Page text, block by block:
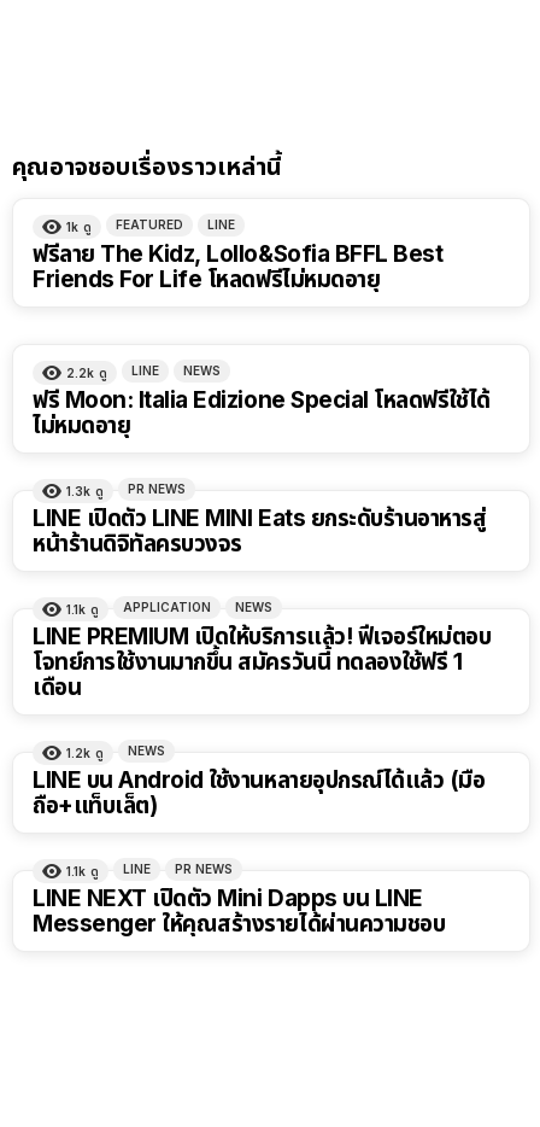
คุณอาจชอบเรื่องราวเหล่านี้
1k ดู FEATURED LINE
ฟรีลาย The Kidz, Lollo&Sofia BFFL Best
Friends For Life โหลดฟรีไม่หมดอายุ
2.2k ดู LINE NEWS
ฟรี Moon: Italia Edizione Special โหลดฟรีใช้ได้
ไม่หมดอายุ
1.3k ดู PR NEWS
LINE เปิดตัว LINE MINI Eats ยกระดับร้านอาหารสู่
หน้าร้านดิจิทัลครบวงจร
1.1k ดู APPLICATION NEWS
LINE PREMIUM เปิดให้บริการแล้ว! ฟีเจอร์ใหม่ตอบ
โจทย์การใช้งานมากขึ้น สมัครวันนี้ ทดลองใช้ฟรี 1
เดือน
1.2k ดู NEWS
LINE บน Android ใช้งานหลายอุปกรณ์ได้แล้ว (มือ
ถือ+แท็บเล็ต)
1.1k ดู LINE PR NEWS
LINE NEXT เปิดตัว Mini Dapps บน LINE
Messenger ให้คุณสร้างรายได้ผ่านความชอบ